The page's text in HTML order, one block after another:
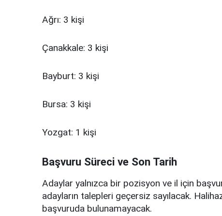
Ağrı: 3 kişi
Çanakkale: 3 kişi
Bayburt: 3 kişi
Bursa: 3 kişi
Yozgat: 1 kişi
Başvuru Süreci ve Son Tarih
Adaylar yalnızca bir pozisyon ve il için
adayların talepleri geçersiz sayılacak.
başvuruda bulunamayacak.